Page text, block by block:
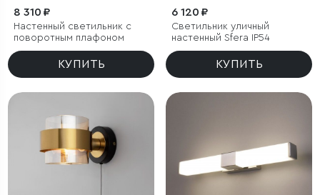
8 310 ₽
Настенный светильник с
поворотным плафоном
КУПИТЬ
6 120 ₽
Светильник уличный
настенный Sfera IP54
КУПИТЬ